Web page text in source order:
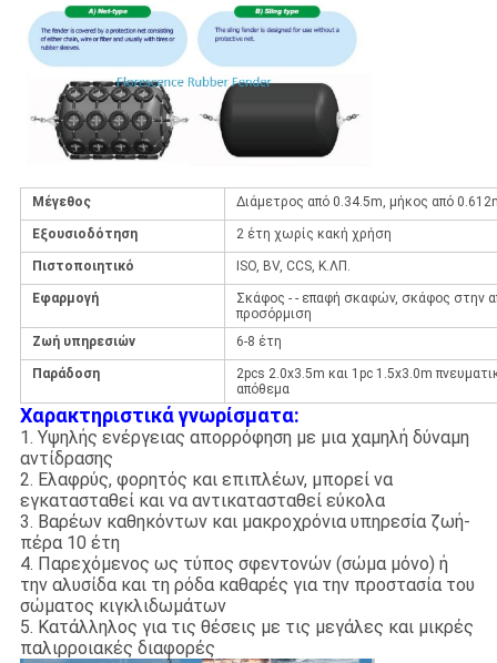
Μέγεθος Διάμετρος από 0.34.5m, μήκος από
Εξουσιοδότηση 2 έτη χωρίς κακή χρήση
Πιστοποιητικό ISO, BV, CCS, Κ.ΛΠ.
Εφαρμογή
Σκάφος - - επαφή σκαφών, σκάφος στην
προσόρμιση
Ζωή υπηρεσιών
6-8 έτη
Παράδοση
2pcs 2.0x3.5m και 1pc 1.5x3.0m
απόθεμα
Χαρακτηριστικά γνωρίσματα:
1. Υψηλής ενέργειας απορρόφηση με μια χαμηλή δύναμη
αντίδρασης
2. Ελαφρύς, φορητός και επιπλέων, μπορεί να
εγκατασταθεί και να αντικατασταθεί εύκολα
3. Βαρέων καθηκόντων και μακροχρόνια υπηρεσία ζωή-
πέρα 10 έτη
4. Παρεχόμενος ως τύπος σφεντονών (σώμα μόνο) ή
την αλυσίδα και τη ρόδα καθαρές για την προστασία του
σώματος κιγκλιδωμάτων
5. Κατάλληλος για τις θέσεις με τις μεγάλες και μικρές
παλιρροιακές διαφορές